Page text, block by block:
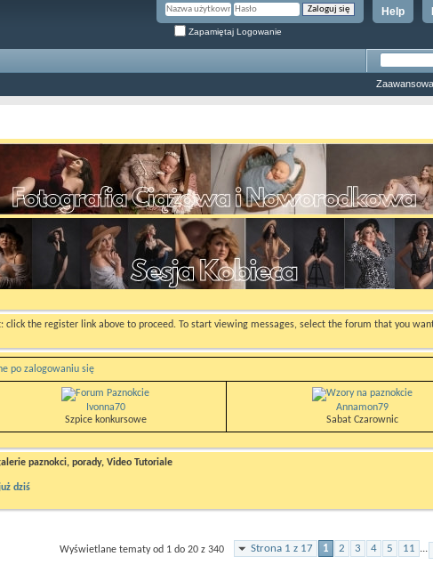
Help
Zapamiętaj Logowanie
click the register link above to proceed. To start viewing messages, select the forum that you
po zalogowaniu się
Ivonna70
Szpice konkursowe
Annamon79
Sabat Czarownic
paznokci, porady, Video Tutoriale
dziś
Strona 1 z 17 1 2 3 4 5 11 ...
Wyświetlane tematy od 1 do 20 z 340